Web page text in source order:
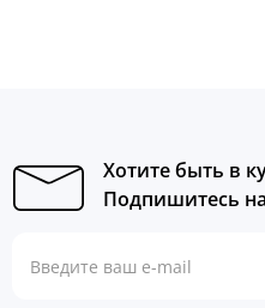
Хотите быть в
Подпишитесь